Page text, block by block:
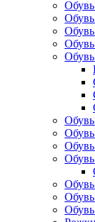
Обувь